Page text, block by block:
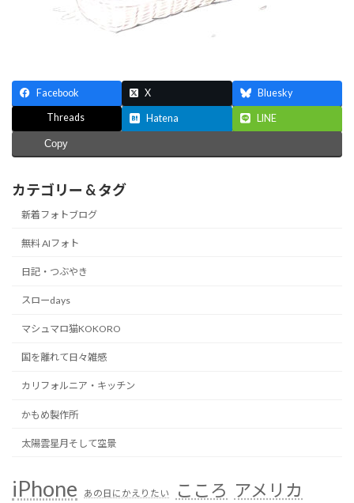
Facebook X Bluesky
Threads Hatena LINE
Copy
カテゴリー & タグ
新着フォトブログ
無料 AIフォト
日記・つぶやき
スローdays
マシュマロ猫KOKORO
国を離れて日々雑感
カリフォルニア・キッチン
かもめ製作所
太陽雲星月そして空景
iPhone あの日にかえりたい こころ アメリカ